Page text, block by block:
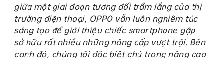
giữa một giai đoạn tương đối trầm lắng của thị
trường điện thoại, OPPO vẫn luôn nghiêm túc
sáng tạo để giới thiệu chiếc smartphone gập
sở hữu rất nhiều những nâng cấp vượt trội. Bên
cạnh đó, chúng tôi đặc biệt chú trọng nâng cao